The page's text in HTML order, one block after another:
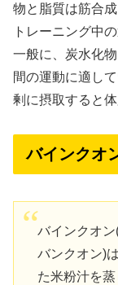
物と脂質は筋合
トレーニング中
一般に、炭水化
間の運動に適し
剰に摂取すると
バインクオ
バインクオ
バンクオン)
た米粉汁を